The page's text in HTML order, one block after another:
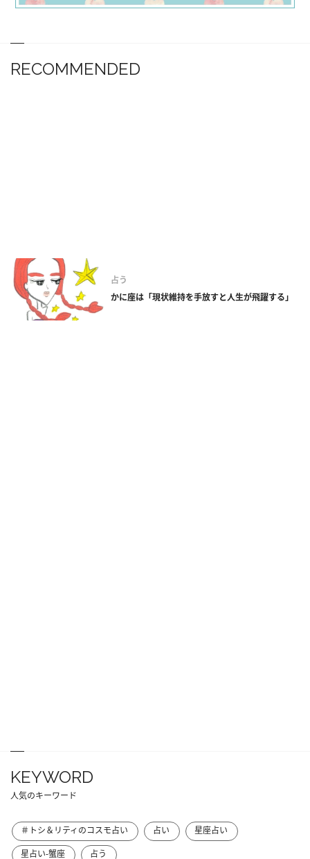
RECOMMENDED
占う
かに座は「現状維持を手放すと人生が飛躍する」
KEYWORD
人気のキーワード
＃トシ＆リティのコスモ占い 占い
星座占い
星占い-蟹座
占う